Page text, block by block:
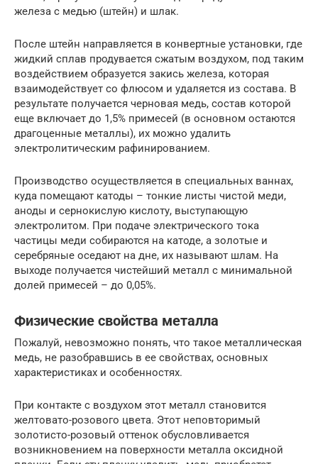
железа с медью (штейн) и шлак.
После штейн направляется в конвертные установки, где
жидкий сплав продувается сжатым воздухом, под таким
воздействием образуется закись железа, которая
взаимодействует со флюсом и удаляется из состава. В
результате получается черновая медь, состав которой
еще включает до 1,5% примесей (в основном остаются
драгоценные металлы), их можно удалить
электролитическим рафинированием.
Производство осуществляется в специальных ваннах,
куда помещают катоды – тонкие листы чистой меди,
аноды и сернокислую кислоту, выступающую
электролитом. При подаче электрического тока
частицы меди собираются на катоде, а золотые и
серебряные оседают на дне, их называют шлам. На
выходе получается чистейший металл с минимальной
долей примесей – до 0,05%.
Физические свойства металла
Пожалуй, невозможно понять, что такое металлическая
медь, не разобравшись в ее свойствах, основных
характеристиках и особенностях.
При контакте с воздухом этот металл становится
желтовато-розового цвета. Этот неповторимый
золотисто-розовый оттенок обусловливается
возникновением на поверхности металла оксидной